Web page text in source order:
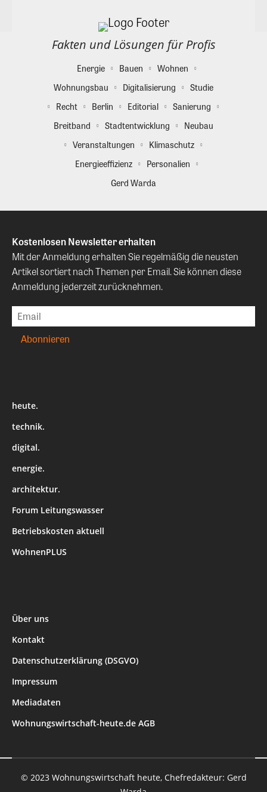
Fakten und Lösungen für Profis
Energie Bauen
Wohnen
Wohnungsbau
Digitalisierung
Studie
Recht
Berlin Editorial
Sanierung
Breitband
Stadtentwicklung
Neubau
Veranstaltungen
Klimaschutz
Energieeffizienz
Personalien
Gerd Warda
Kostenlosen Newsletter erhalten
Mit der Anmeldung erhalten Sie regelmäßig die neusten
Artikel sortiert nach Themen per Email. Sie können diese
Anmeldung jederzeit zurücknehmen.
heute.
technik.
digital.
energie.
architektur.
Forum Leitungswasser
Betriebskosten aktuell
WohnenPLUS
Über uns
Kontakt
Datenschutzerklärung (DSGVO)
Impressum
Mediadaten
Wohnungswirtschaft-heute.de AGB
© 2023 Wohnungswirtschaft heute, Chefredakteur: Gerd